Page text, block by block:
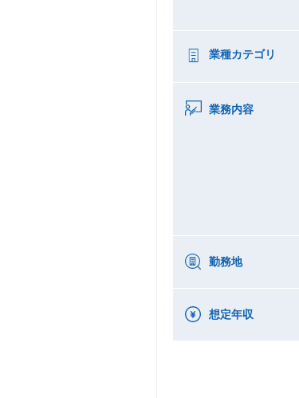
業種カテゴリ
業務内容
勤務地
想定年収